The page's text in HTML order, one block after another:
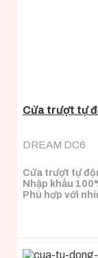
Cửa trượt tự
DREAM DC6
Cửa trượt tự
Nhập khẩu
Phù hợp với